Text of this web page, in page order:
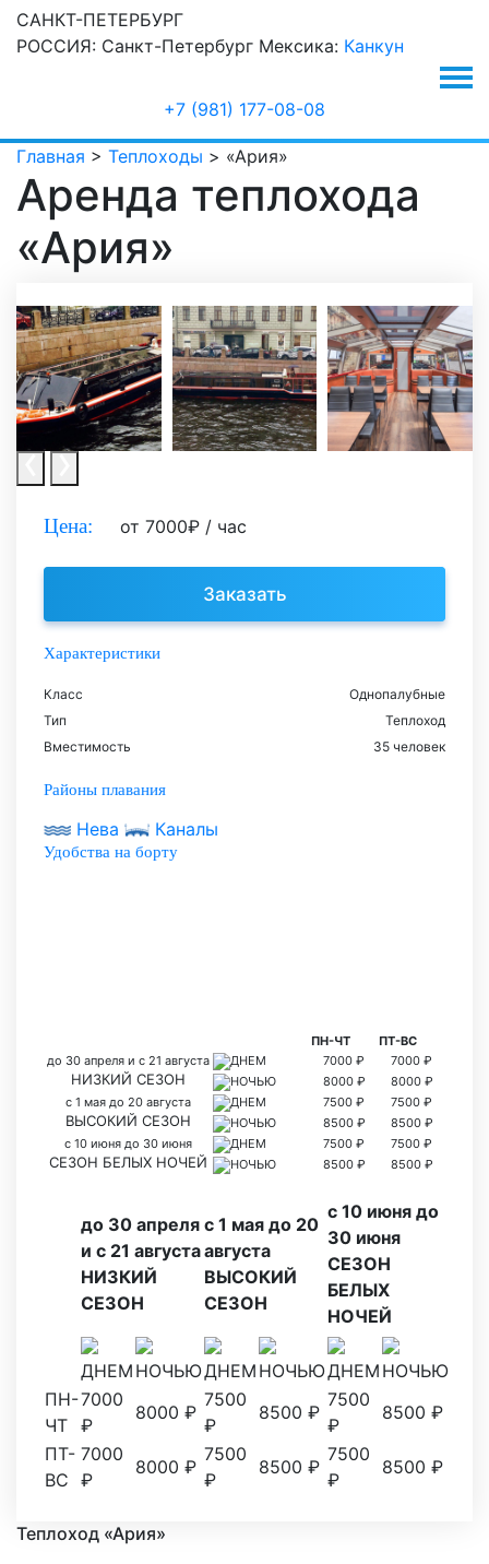
САНКТ-ПЕТЕРБУРГ
РОССИЯ: Санкт-Петербург Мексика: Канкун
+7 (981) 177-08-08
Главная > Теплоходы > «Ария»
Аренда теплохода
«Ария»
Цена: от 7000₽ / час
Заказать
Характеристики
Класс
Однопалубные
Тип
Теплоход
Вместимость
35 человек
ПН-ЧТ
ПТ-ВС
до 30 апреля и с 21 августа
НИЗКИЙ СЕЗОН
ДНЕМ 7000 ₽
7000 ₽
НОЧЬЮ
8000 ₽
8000 ₽
с 1 мая до 20 августа
ВЫСОКИЙ СЕЗОН
ДНЕМ 7500 ₽
7500 ₽
НОЧЬЮ
8500 ₽
8500 ₽
с 10 июня до 30 июня
СЕЗОН БЕЛЫХ НОЧЕЙ
ДНЕМ 7500 ₽
7500 ₽
НОЧЬЮ
8500 ₽ 8500 ₽
до 30 апреля
и с 21 августа
НИЗКИЙ
СЕЗОН
с 1 мая до 20
августа
ВЫСОКИЙ
СЕЗОН
с 10 июня до
30 июня
СЕЗОН
БЕЛЫХ
НОЧЕЙ
ДНЕМ НОЧЬЮДНЕМ НОЧЬЮДНЕМ НОЧЬЮ
ПН-
ЧТ
7000
₽
8000 ₽
7500
₽
8500 ₽
7500
₽
8500 ₽
ПТ-
ВС
7000
₽
8000 ₽
7500
₽
8500 ₽
7500
₽
8500 ₽
Районы плавания
Нева Каналы
Удобства на борту
Теплоход «Ария»